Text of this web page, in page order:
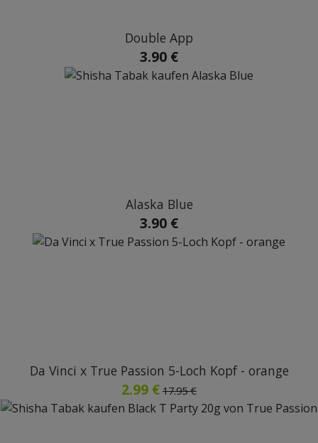
Double App
3.90 €
Alaska Blue
3.90 €
Da Vinci x True Passion 5-Loch Kopf - orange
2.99 € 17.95 €